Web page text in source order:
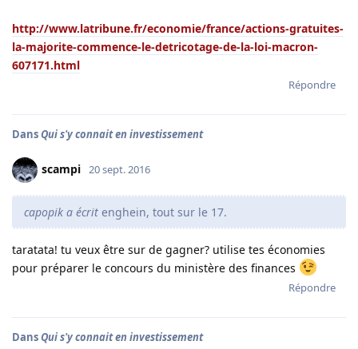
http://www.latribune.fr/economie/france/actions-gratuites-
la-majorite-commence-le-detricotage-de-la-loi-macron-
607171.html
Répondre
DansQui s'y connait en investissement
scampi 20 sept. 2016
capopik a écrit enghein, tout sur le 17.
taratata! tu veux être sur de gagner? utilise tes économies
pour préparer le concours du ministère des finances
Répondre
DansQui s'y connait en investissement